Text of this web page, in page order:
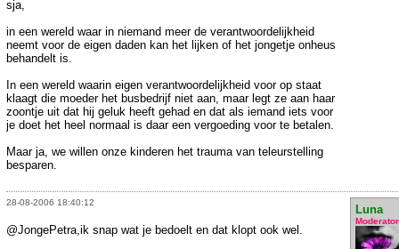
sja,
in een wereld waar in niemand meer de verantwoordelijkheid
neemt voor de eigen daden kan het lijken of het jongetje onheus
behandelt is.
In een wereld waarin eigen verantwoordelijkheid voor op staat
klaagt die moeder het busbedrijf niet aan, maar legt ze aan haar
zoontje uit dat hij geluk heeft gehad en dat als iemand iets voor
je doet het heel normaal is daar een vergoeding voor te betalen.
Maar ja, we willen onze kinderen het trauma van teleurstelling
besparen.
28-08-2006 18:40:12
Luna
Moderator
@JongePetra,ik snap wat je bedoelt en dat klopt ook wel.